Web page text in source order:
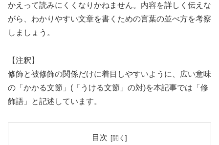
かえって読みにくくなりかねません。内容を詳しく伝えな
がら、わかりやすい文章を書くための言葉の並べ方を考察
しましょう。
【注釈】
修飾と被修飾の関係だけに着目しやすいように、広い意味
の「かかる文節」(「うける文節」の対)を本記事では「修
飾語」と記述しています。
目次